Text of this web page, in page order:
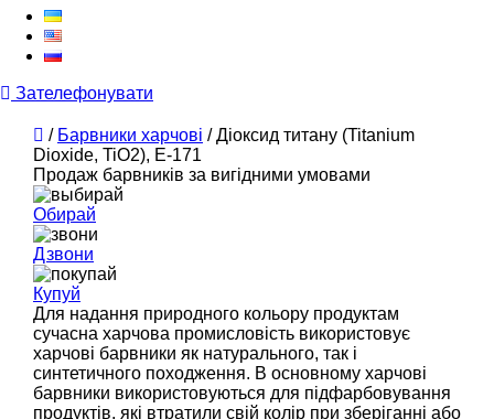
Зателефонувати
/ Барвники харчові /Діоксид титану (Titanium
Dioxide, TiO2), Е-171
Продаж барвників за вигідними умовами
Обирай
Дзвони
Купуй
Для надання природного кольору продуктам
сучасна харчова промисловість використовує
харчові барвники як натурального, так і
синтетичного походження. В основному харчові
барвники використовуються для підфарбовування
продуктів, які втратили свій колір при зберіганні або